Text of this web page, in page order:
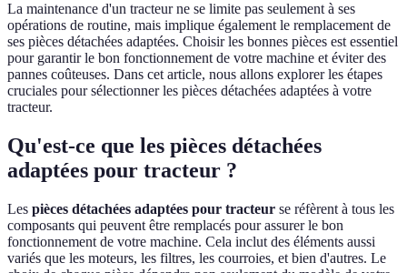
La maintenance d'un tracteur ne se limite pas seulement à ses
opérations de routine, mais implique également le remplacement de
ses pièces détachées adaptées. Choisir les bonnes pièces est essentiel
pour garantir le bon fonctionnement de votre machine et éviter des
pannes coûteuses. Dans cet article, nous allons explorer les étapes
cruciales pour sélectionner les pièces détachées adaptées à votre
tracteur.
Qu'est-ce que les pièces détachées
adaptées pour tracteur ?
Les pièces détachées adaptées pour tracteur se réfèrent à tous les
composants qui peuvent être remplacés pour assurer le bon
fonctionnement de votre machine. Cela inclut des éléments aussi
variés que les moteurs, les filtres, les courroies, et bien d'autres. Le